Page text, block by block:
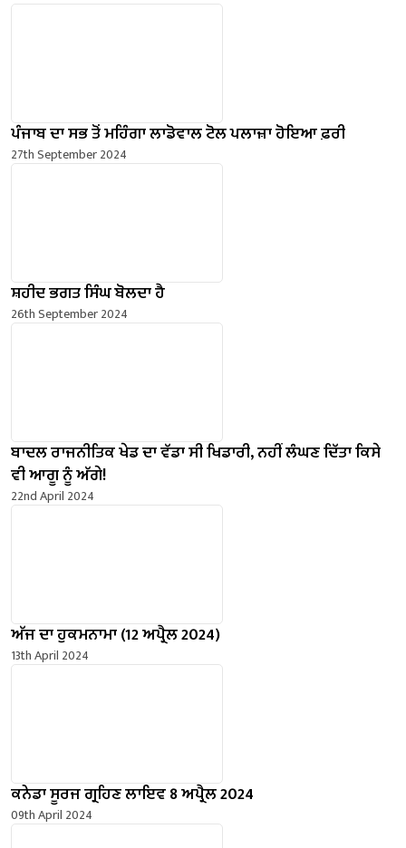
ਪੰਜਾਬ ਦਾ ਸਭ ਤੋਂ ਮਹਿੰਗਾ ਲਾਡੋਵਾਲ ਟੋਲ ਪਲਾਜ਼ਾ ਹੋਇਆ ਫ਼ਰੀ
27th September 2024
ਸ਼ਹੀਦ ਭਗਤ ਸਿੰਘ ਬੋਲਦਾ ਹੈ
26th September 2024
ਬਾਦਲ ਰਾਜਨੀਤਿਕ ਖੇਡ ਦਾ ਵੱਡਾ ਸੀ ਖਿਡਾਰੀ, ਨਹੀਂ ਲੰਘਣ ਦਿੱਤਾ ਕਿਸੇ
ਵੀ ਆਗੂ ਨੂੰ ਅੱਗੇ!
22nd April 2024
ਅੱਜ ਦਾ ਹੁਕਮਨਾਮਾ (12 ਅਪ੍ਰੈਲ 2024)
13th April 2024
ਕਨੇਡਾ ਸੂਰਜ ਗ੍ਰਹਿਣ ਲਾਇਵ 8 ਅਪ੍ਰੈਲ 2024
09th April 2024